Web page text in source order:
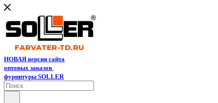
НОВАЯ версия сайта
оптовых заказов
фурнитуры SOLLER